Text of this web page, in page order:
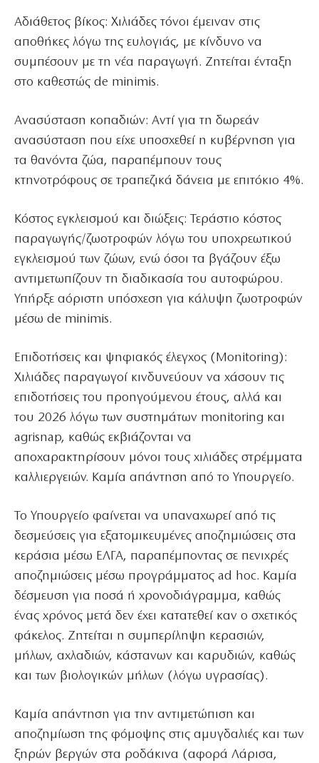
Αδιάθετος βίκος: Χιλιάδες τόνοι έμειναν στις
αποθήκες λόγω της ευλογιάς, με κίνδυνο να
συμπέσουν με τη νέα παραγωγή. Ζητείται ένταξη
στο καθεστώς de minimis.
Ανασύσταση κοπαδιών: Αντί για τη δωρεάν
ανασύσταση που είχε υποσχεθεί η κυβέρνηση για
τα θανόντα ζώα, παραπέμπουν τους
κτηνοτρόφους σε τραπεζικά δάνεια με επιτόκιο 4%.
Κόστος εγκλεισμού και διώξεις: Τεράστιο κόστος
παραγωγής/ζωοτροφών λόγω του υποχρεωτικού
εγκλεισμού των ζώων, ενώ όσοι τα βγάζουν έξω
αντιμετωπίζουν τη διαδικασία του αυτοφώρου.
Υπήρξε αόριστη υπόσχεση για κάλυψη ζωοτροφών
μέσω de minimis.
Επιδοτήσεις και ψηφιακός έλεγχος (Monitoring):
Χιλιάδες παραγωγοί κινδυνεύουν να χάσουν τις
επιδοτήσεις του προηγούμενου έτους, αλλά και
του 2026 λόγω των συστημάτων monitoring και
agrisnap, καθώς εκβιάζονται να
αποχαρακτηρίσουν μόνοι τους χιλιάδες στρέμματα
καλλιεργειών. Καμία απάντηση από το Υπουργείο.
Το Υπουργείο φαίνεται να υπαναχωρεί από τις
δεσμεύσεις για εξατομικευμένες αποζημιώσεις στα
κεράσια μέσω ΕΛΓΑ, παραπέμποντας σε πενιχρές
αποζημιώσεις μέσω προγράμματος ad hoc. Καμία
δέσμευση για ποσά ή χρονοδιάγραμμα, καθώς
ένας χρόνος μετά δεν έχει κατατεθεί καν ο σχετικός
φάκελος. Ζητείται η συμπερίληψη κερασιών,
μήλων, αχλαδιών, κάστανων και καρυδιών, καθώς
και των βιολογικών μήλων (λόγω υγρασίας).
Καμία απάντηση για την αντιμετώπιση και
αποζημίωση της φόμοψης στις αμυγδαλιές και των
ξηρών βεργών στα ροδάκινα (αφορά Λάρισα,